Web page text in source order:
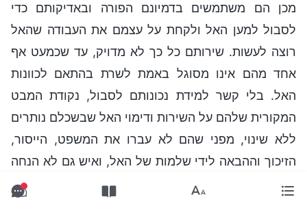
מכן הם משתמשים בדמיונם הפורה ובאדיקותם כדי
לסבול למען האל ולקחת על עצמם את העבודה שהאל
רוצה לעשות. שירותם כל כך לא מדויק, עד שכמעט אף
אחד מהם אינו מסוגל באמת לשרת בהתאם לכוונות
האל. בלי קשר למידת נכונותם לסבול, נקודת המבט
המקורית שלהם על השירות ודימוי האל שבשכלם נותרים
ללא שינוי, מפני שהם לא עברו את המשפט, הייסור,
הזיכוך וההבאה לידי שלמות של האל, ואיש גם לא הנחה
אותם באמצעות האמת. גם אם הם מאמינים בישוע